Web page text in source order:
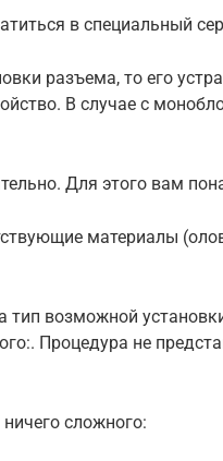
в специальный
разъема, то его
В случае с
Для этого вам
материалы
тип возможной
Процедура не
сложного: